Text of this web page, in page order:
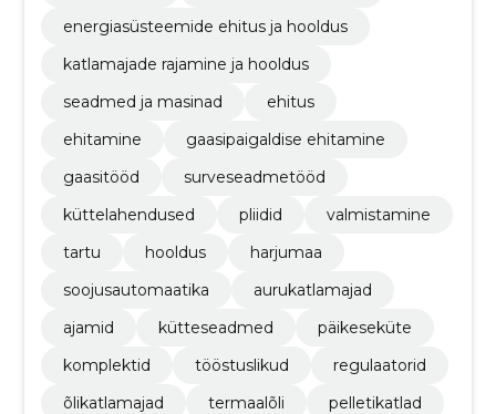
energiasüsteemide ehitus ja hooldus
katlamajade rajamine ja hooldus
seadmed ja masinad
ehitus
ehitamine
gaasipaigaldise ehitamine
gaasitööd
surveseadmetööd
küttelahendused
pliidid
valmistamine
tartu
hooldus
harjumaa
soojusautomaatika
aurukatlamajad
ajamid
kütteseadmed
päikeseküte
komplektid
tööstuslikud
regulaatorid
õlikatlamajad
termaalõli
pelletikatlad